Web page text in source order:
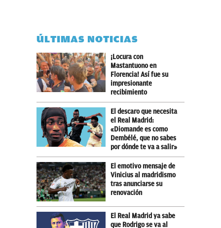
ÚLTIMAS NOTICIAS
¡Locura con
Mastantuono en
Florencia! Así fue su
impresionante
recibimiento
El descaro que necesita
el Real Madrid:
«Diomande es como
Dembélé, que no sabes
por dónde te va a salir»
El emotivo mensaje de
Vinicius al madridismo
tras anunciarse su
renovación
El Real Madrid ya sabe
que Rodrigo se va al